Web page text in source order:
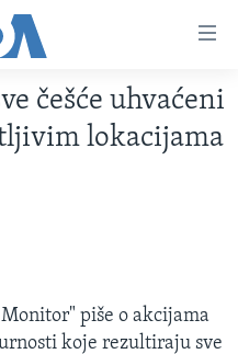
češće uhvaćeni
lokacijama
piše o akcijama
koje rezultiraju sve